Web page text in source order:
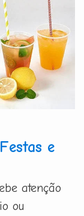
e
atenção
ou